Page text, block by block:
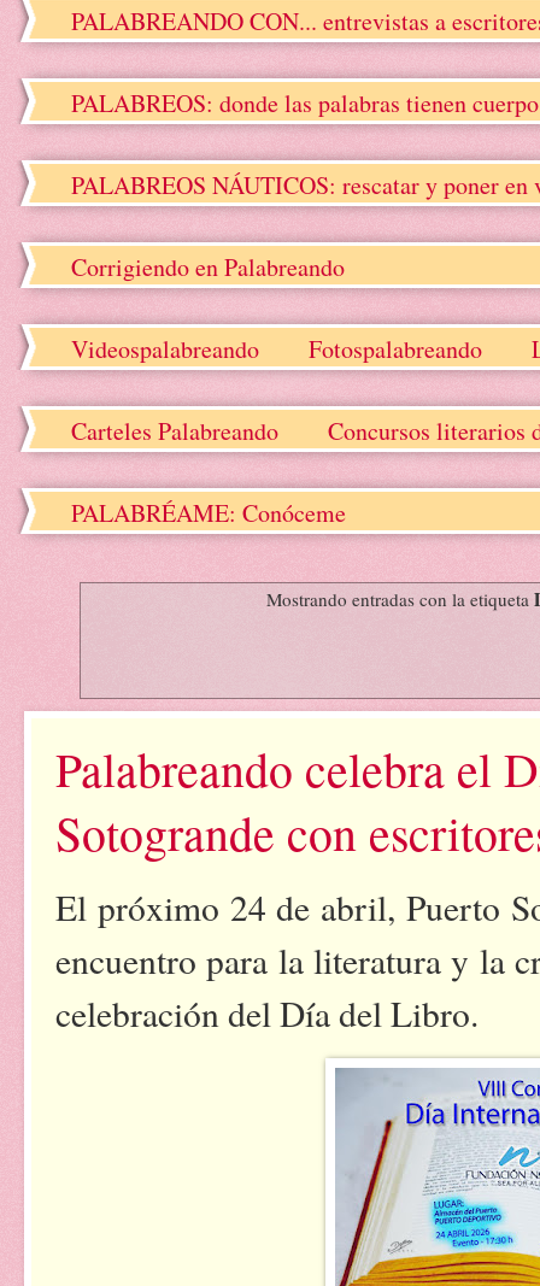
PALABREANDO CON... entrevistas a
PALABREOS: donde las palabras tienen
PALABREOS NÁUTICOS: rescatar y poner
Corrigiendo en Palabreando
Videospalabreando Fotospalabreando
Carteles Palabreando Concursos literarios
PALABRÉAME: Conóceme
Mostrando entradas con la etiqueta
Palabreando celebra el
Sotogrande con
El próximo 24 de abril, Puerto
encuentro para la literatura y la
celebración del Día del Libro.